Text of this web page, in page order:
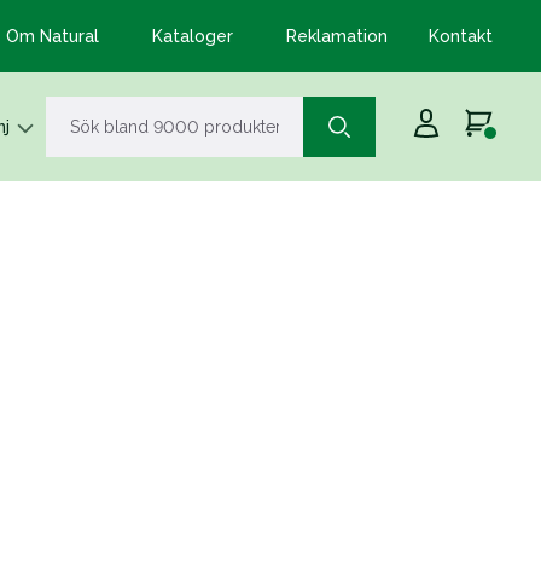
Om Natural Kataloger Reklamation Kontakt